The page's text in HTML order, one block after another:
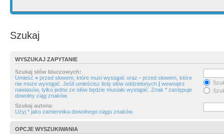
Szukaj
WYSZUKAJ ZAPYTANIE
Szukaj słów kluczowych:
Umieść + przed słowem, które musi wystąpić oraz - przed słowem, które
nie może wystąpić. Jeśli umieścisz listę słów oddzielonych | wewnątrz
nawiasów, tylko jedno ze słów będzie musiało wystąpić. Znak * zastępuje
dowolny ciąg znaków.
Szukaj autora:
Użyj * jako zamiennika dowolnego ciągu znaków.
OPCJE WYSZUKIWANIA